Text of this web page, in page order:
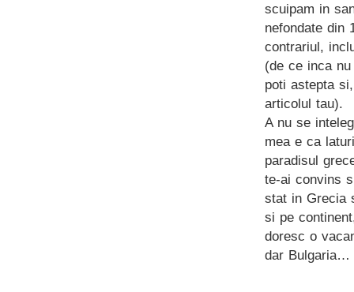
scuipam in
nefondate din
contrariul,
(de ce inca
poti astepta
articolul tau).
A nu se
mea e ca
paradisul
te-ai convins
stat in Grecia
si pe
doresc o
dar Bulgaria…